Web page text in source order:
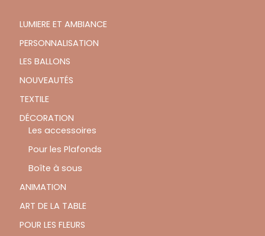
LUMIERE ET AMBIANCE
PERSONNALISATION
LES BALLONS
NOUVEAUTÉS
TEXTILE
DÉCORATION
Les accessoires
Pour les Plafonds
Boîte à sous
ANIMATION
ART DE LA TABLE
POUR LES FLEURS